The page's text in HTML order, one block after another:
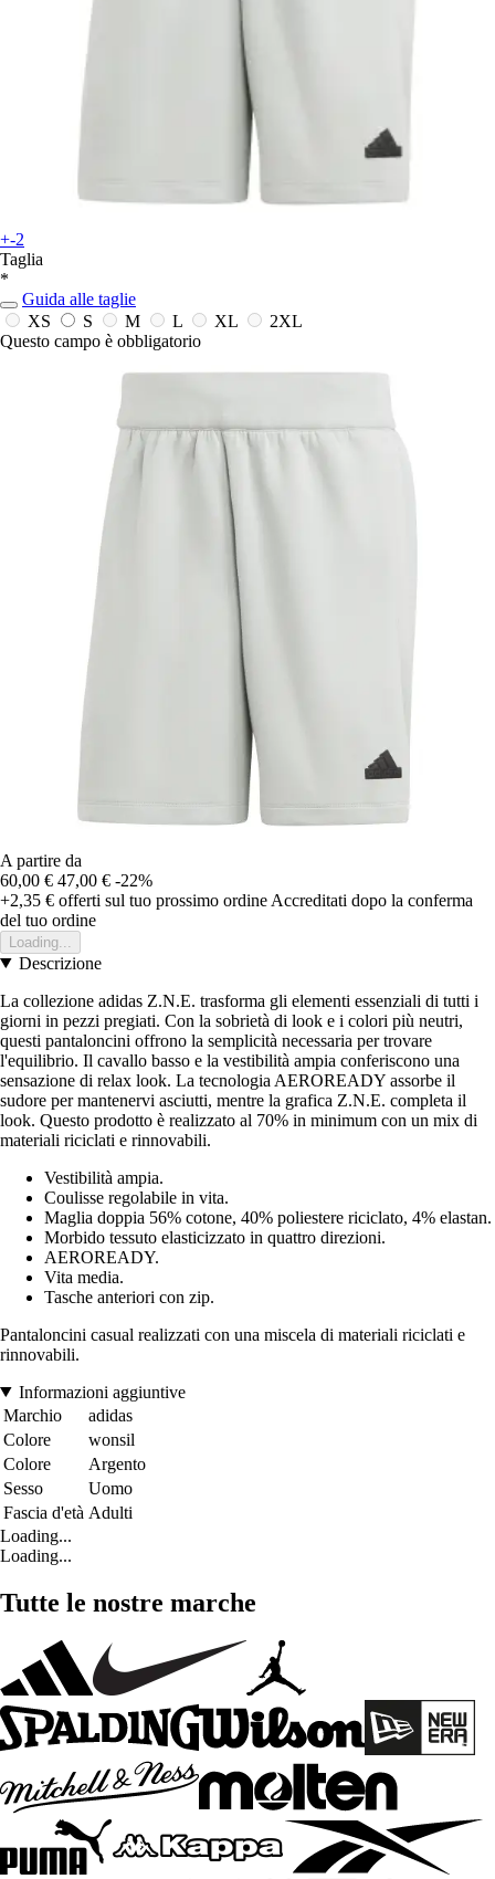
+-2
Taglia
*
Guida alle taglie
XS
S M L XL
2XL
Questo campo è obbligatorio
A partire da
60,00 € 47,00 € -22%
+2,35 € offerti sul tuo prossimo ordine Accreditati dopo la conferma
del tuo ordine
Loading...
Descrizione
La collezione adidas Z.N.E. trasforma gli elementi essenziali di tutti i
giorni in pezzi pregiati. Con la sobrietà di look e i colori più neutri,
questi pantaloncini offrono la semplicità necessaria per trovare
l'equilibrio. Il cavallo basso e la vestibilità ampia conferiscono una
sensazione di relax look. La tecnologia AEROREADY assorbe il
sudore per mantenervi asciutti, mentre la grafica Z.N.E. completa il
look. Questo prodotto è realizzato al 70% in minimum con un mix di
materiali riciclati e rinnovabili.
Vestibilità ampia.
Coulisse regolabile in vita.
Maglia doppia 56% cotone, 40% poliestere riciclato, 4% elastan.
Morbido tessuto elasticizzato in quattro direzioni.
AEROREADY.
Vita media.
Tasche anteriori con zip.
Pantaloncini casual realizzati con una miscela di materiali riciclati e
rinnovabili.
Informazioni aggiuntive
Marchio
adidas
Colore
wonsil
Colore
Argento
Sesso
Uomo
Fascia d'età Adulti
Loading...
Loading...
Tutte le nostre marche